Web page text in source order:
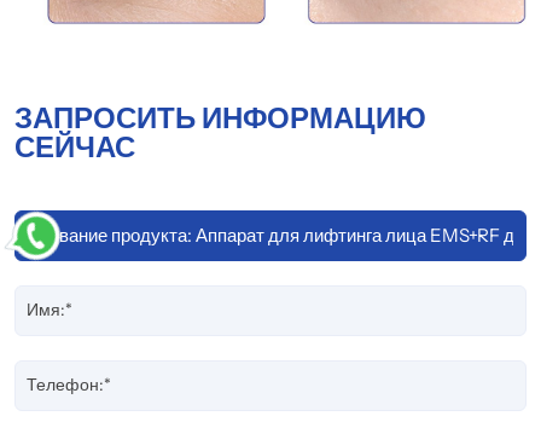
ЗАПРОСИТЬ ИНФОРМАЦИЮ
СЕЙЧАС
Имя:*
Телефон:*